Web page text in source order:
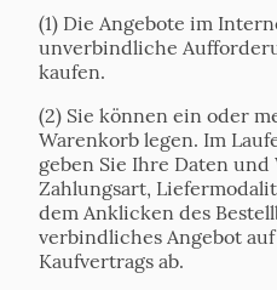
(1) Die Angebote im
unverbindliche
kaufen.
(2) Sie können ein oder
Warenkorb legen. Im
geben Sie Ihre Daten und
Zahlungsart,
dem Anklicken des
verbindliches Angebot
Kaufvertrags ab.